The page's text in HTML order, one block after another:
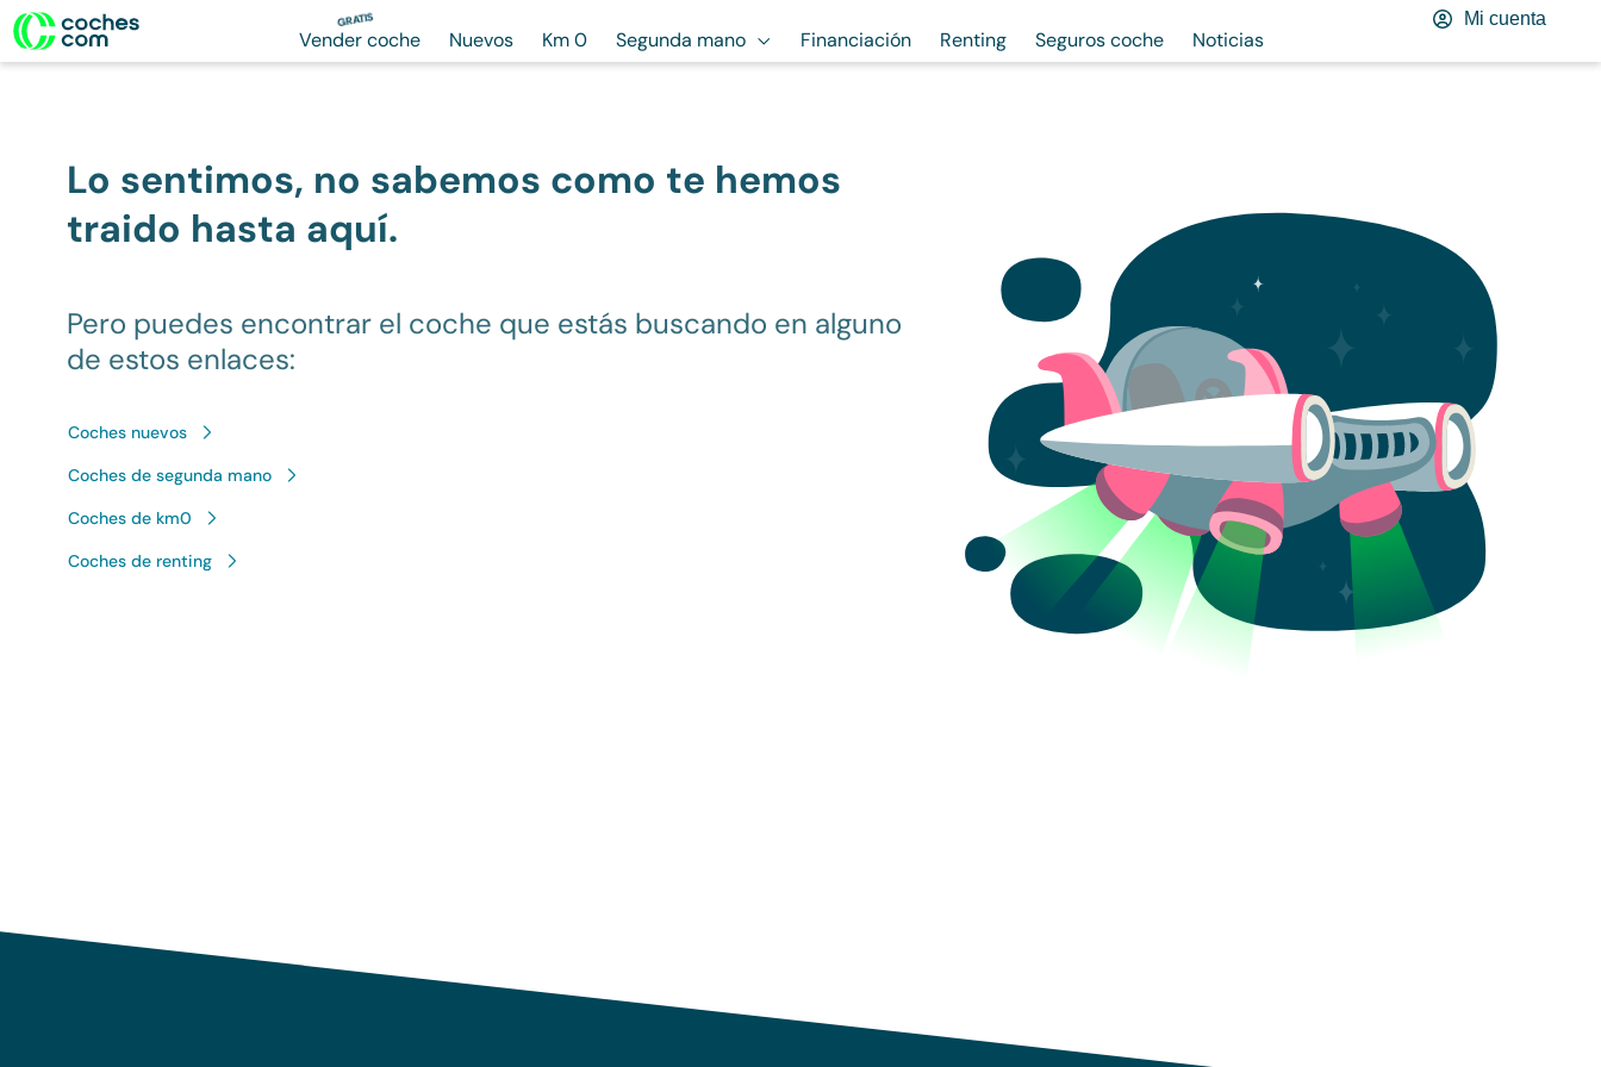
GRATIS
Vender coche Nuevos Km 0 Segunda mano Financiación Renting Seguros coche Noticias
Mi cuenta
Lo sentimos, no sabemos como te hemos
traido hasta aquí.
Pero puedes encontrar el coche que estás buscando en alguno
de estos enlaces:
Coches nuevos
Coches de segunda mano
Coches de km0
Coches de renting